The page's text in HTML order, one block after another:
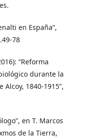
en España”,
78
“Reforma
durante la
1840-1915”,
en T. Marcos
de la Tierra,